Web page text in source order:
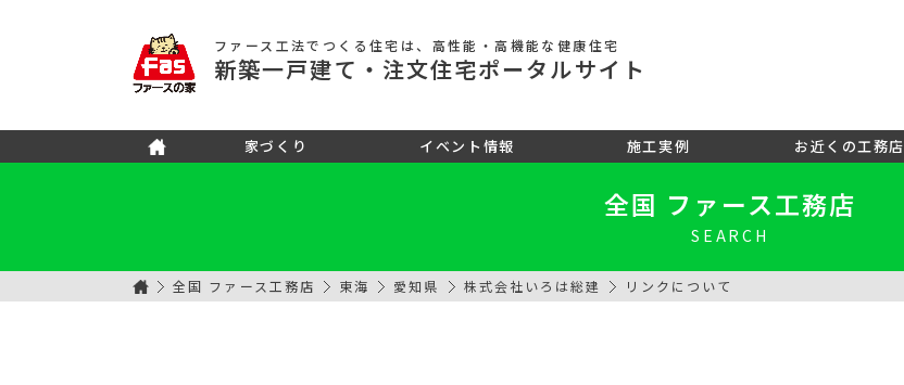
ファース工法でつくる住宅 は、高性能・高機能な健康住宅
新築一戸建て ・注文住宅ポータルサイト
家づくり イベント情報 施工実例 お近くの工務店
全国 ファース工務店
SEARCH
全国 ファース工務店 東海 愛知県 株式会社いろは総建 リンクについて